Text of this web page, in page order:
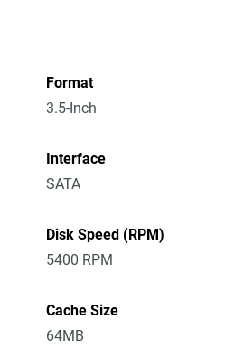
Format
3.5-Inch
Interface
SATA
Disk Speed (RPM)
5400 RPM
Cache Size
64MB